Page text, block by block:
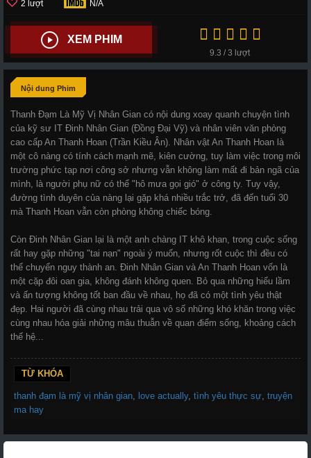
2 lượt N/A
XEM PHIM
9.3 / 3 lượt
Nội dung Phim
Thanh Đạm Là Mỹ Vị Nhân Gian có nội dung xoay quanh chuyện tình
của kỹ sư IT Đinh Nhân Gian (Đồng Đại Vỹ) và nhân viên văn phòng
cao cấp An Thanh Hoan (Trần Kiều Ân). Nhân vật An Thanh Hoan là
một cô nàng có tính cách mạnh mẽ, kiên cường, tuy làm việc trong môi
trường phức tạp nơi công sở nhưng vẫn không làm mất đi bản ngã của
mình, là người phụ nữ có thể "hô mưa gọi gió" ở công ty. Tuy vậy,
đường tình duyên của nàng lại gặp khá nhiều trắc trở, đã đến tuổi 30
mà Thanh Hoan vẫn còn phòng không chiếc bóng.
Còn Đinh Nhân Gian lại là một anh chàng IT khô khan, trong cuộc sống
rất hay gặp những "tai nạn" ngoài ý muốn, nhưng rốt cuộc thì đều có
thể chuyển nguy thành an. Đinh Nhân Gian và An Thanh Hoan vốn là
một cặp đôi oan gia, không đánh không quen. Bỏ qua những hiểu lầm
và ấn tượng không tốt ban đầu về nhau, họ đã có một tình yêu thật
đẹp. Hai người đã cùng nhau trải qua vô số những khó khăn trong việc
cùng nhau hóa giải những mâu thuẫn về quan điểm sống, khoảng cách
thế hệ...
TỪ KHÓA
thanh đạm là mỹ vị nhân gian, love actually, tình yêu thực sự, truyện
ma hay